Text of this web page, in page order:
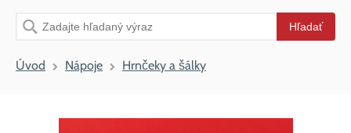
Vyhľadávanie Hľadať
Úvod Nápoje Hrnčeky a šálky